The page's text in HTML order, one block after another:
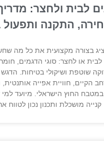
לבית ולחצר:
התקנה ותפעול
בצורה מקצועית את כל מה
או לחצר: סוגי הדגמים,
שוטפת ושיקולי בטיחות.
הקיים, חוויית אפייה אותנטית,
במטבח החוץ הישראלי. מיועד
קנייה מושכלת ותכנון נכון לטווח